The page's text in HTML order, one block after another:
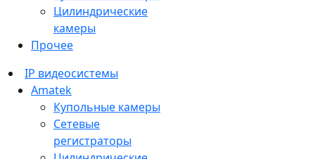
Цилиндрические
камеры
Прочее
IP видеосистемы
Amatek
Купольные камеры
Сетевые
регистраторы